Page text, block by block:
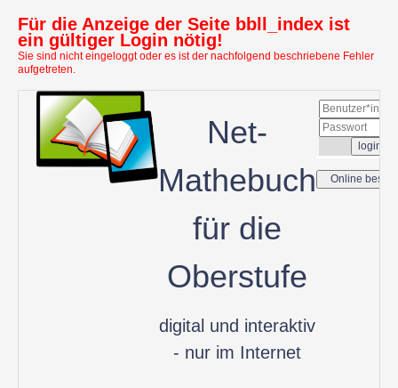
Für die Anzeige der Seite bbll_index ist
ein gültiger Login nötig!
Sie sind nicht eingeloggt oder es ist der nachfolgend beschriebene Fehler
aufgetreten.
Net-
Mathebuch
für die
Oberstufe
digital und interaktiv
- nur im Internet